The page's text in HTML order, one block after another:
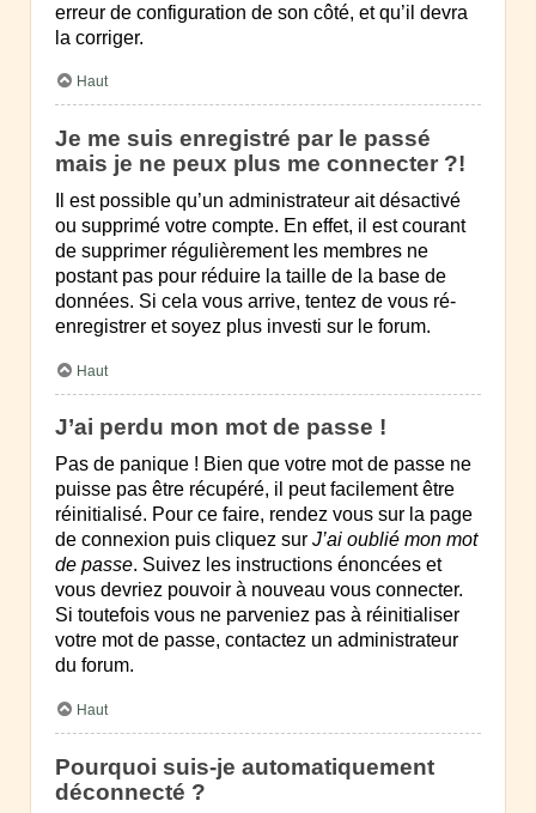
erreur de configuration de son côté, et qu’il devra
la corriger.
Haut
Je me suis enregistré par le passé
mais je ne peux plus me connecter ?!
Il est possible qu’un administrateur ait désactivé
ou supprimé votre compte. En effet, il est courant
de supprimer régulièrement les membres ne
postant pas pour réduire la taille de la base de
données. Si cela vous arrive, tentez de vous ré-
enregistrer et soyez plus investi sur le forum.
Haut
J’ai perdu mon mot de passe !
Pas de panique ! Bien que votre mot de passe ne
puisse pas être récupéré, il peut facilement être
réinitialisé. Pour ce faire, rendez vous sur la page
de connexion puis cliquez sur J’ai oublié mon mot
de passe. Suivez les instructions énoncées et
vous devriez pouvoir à nouveau vous connecter.
Si toutefois vous ne parveniez pas à réinitialiser
votre mot de passe, contactez un administrateur
du forum.
Haut
Pourquoi suis-je automatiquement
déconnecté ?